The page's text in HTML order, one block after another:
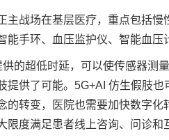
主战场在基层医疗，重点包括
能手环、血压监护仪、智能血压
的超低时延，可以使传感器测
提供了可能。5G+AI 仿生假肢
的转变，医院也需要加快数字
限度满足患者线上咨询、问诊